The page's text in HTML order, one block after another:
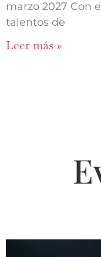
marzo 2027 Con
talentos de
Leer más »